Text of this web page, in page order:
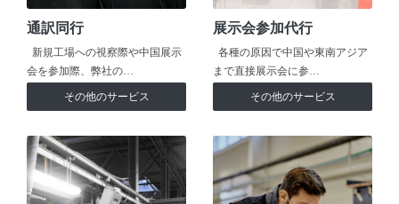
通訳同行
新規工場への視察際や中国展示
会を参加際、弊社の…
その他のサービス
展示会参加代行
各種の原因で中国や東南アジア
まで直接展示会に参…
その他のサービス